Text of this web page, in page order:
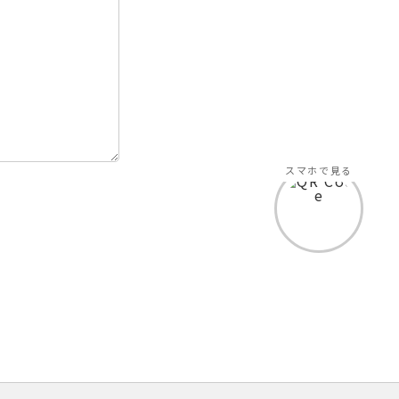
スマホで見る